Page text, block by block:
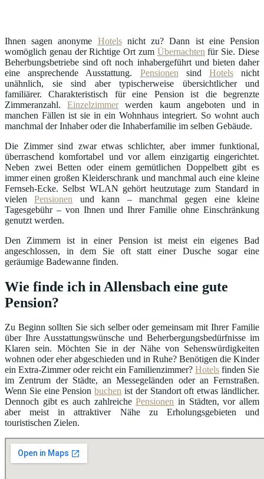
Ihnen sagen anonyme Hotelsnicht zu? Dann ist eine Pension
womöglich genau der Richtige Ort zum Übernachten für Sie. Diese
Beherbungsbetriebe sind oft noch inhabergeführt und bieten daher
eine ansprechende Ausstattung. Pensionen sind Hotelsnicht
unähnlich, sie sind aber typischerweise übersichtlicher und
familiärer. Charakteristisch für eine Pension ist die begrenzte
Zimmeranzahl.Einzelzimmerwerden kaum angeboten und in
manchen Fällen ist sie in ein Wohnhaus integriert. So wohnt auch
manchmal der Inhaber oder die Inhaberfamilie im selben Gebäude.
Die Zimmer sind zwar etwas schlichter, aber immer funktional,
überraschend komfortabel und vor allem einzigartig eingerichtet.
Neben zwei Betten oder einem gemütlichen Doppelbett gibt es
immer einen großen Kleiderschrank und manchmal auch eine kleine
Fernseh-Ecke. Selbst WLAN gehört heutzutage zum Standard in
vielenPensionen und kann – manchmal gegen eine kleine
Tagesgebühr – von Ihnen und Ihrer Familie ohne Einschränkung
genutzt werden.
Den Zimmern ist in einer Pension ist meist ein eigenes Bad
angeschlossen, in dem Sie oft statt einer Dusche sogar eine
geräumige Badewanne finden.
Wie finde ich in Allensbach eine gute
Pension?
Zu Beginn sollten Sie sich selber oder gemeinsam mit Ihrer Familie
über Ihre Ausstattungswünsche und Beherbergungsbedürfnisse im
Klaren sein. Möchten Sie in der Nähe von Sehenswürdigkeiten
wohnen oder eher abgeschieden und in Ruhe? Benötigen die Kinder
ein Extra-Zimmer oder reicht ein Familienzimmer? Hotels finden Sie
im Zentrum der Städte, an Messegeländen oder an Fernstraßen.
Wenn Sie eine Pensionbuchen ist der Standort oft etwas ländlicher.
Dennoch gibt es auch zahlreichePensionen in Städten, vor allem
aber meist in attraktiver Nähe zu Erholungsgebieten und
touristischen Zielen.